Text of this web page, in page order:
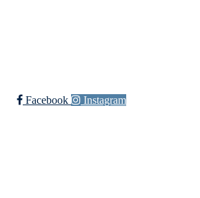
Facebook Instagram